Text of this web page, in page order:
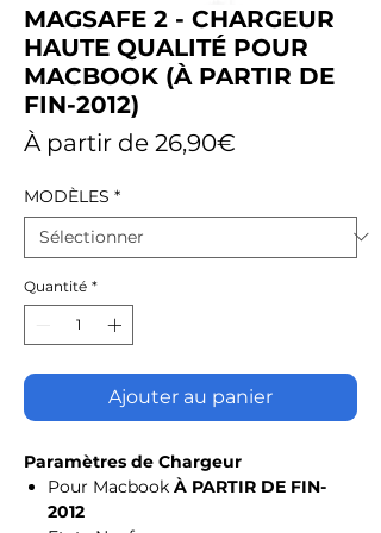
MAGSAFE 2 - CHARGEUR
HAUTE QUALITÉ POUR
MACBOOK (À PARTIR DE
FIN-2012)
À partir de 26,90€
MODÈLES *
Quantité *
Ajouter au panier
Paramètres de Chargeur
Pour Macbook À PARTIR DE FIN-
2012